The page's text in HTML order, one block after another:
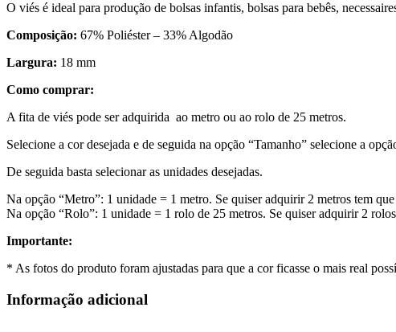
O viés é ideal para produção de bolsas infantis, bolsas para bebês,
Composição: 67% Poliéster – 33% Algodão
Largura: 18 mm
Como comprar:
A fita de viés pode ser adquirida ao metro ou ao rolo de 25 metros.
Selecione a cor desejada e de seguida na opção “Tamanho” selecione a
De seguida basta selecionar as unidades desejadas.
Na opção “Metro”: 1 unidade = 1 metro. Se quiser adquirir 2 metros tem
Na opção “Rolo”: 1 unidade = 1 rolo de 25 metros. Se quiser adquirir 2
Importante:
* As fotos do produto foram ajustadas para que a cor ficasse o mais real
Informação adicional